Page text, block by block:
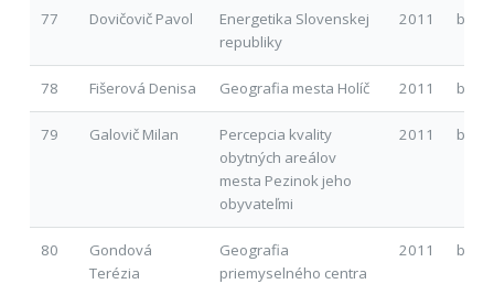
77 Dovičovič Pavol
Energetika Slovenskej
republiky
2011 b
78 Fišerová Denisa Geografia mesta Holíč 2011 b
79 Galovič Milan
Percepcia kvality
obytných areálov
mesta Pezinok jeho
obyvateľmi
2011 b
80
Gondová
Terézia
Geografia
priemyselného centra
2011 b